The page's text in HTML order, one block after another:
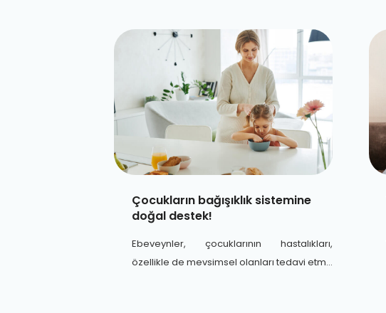
Çocukların bağışıklık sistemine
doğal destek!
Ebeveynler, çocuklarının hastalıkları,
özellikle de mevsimsel olanları tedavi etme